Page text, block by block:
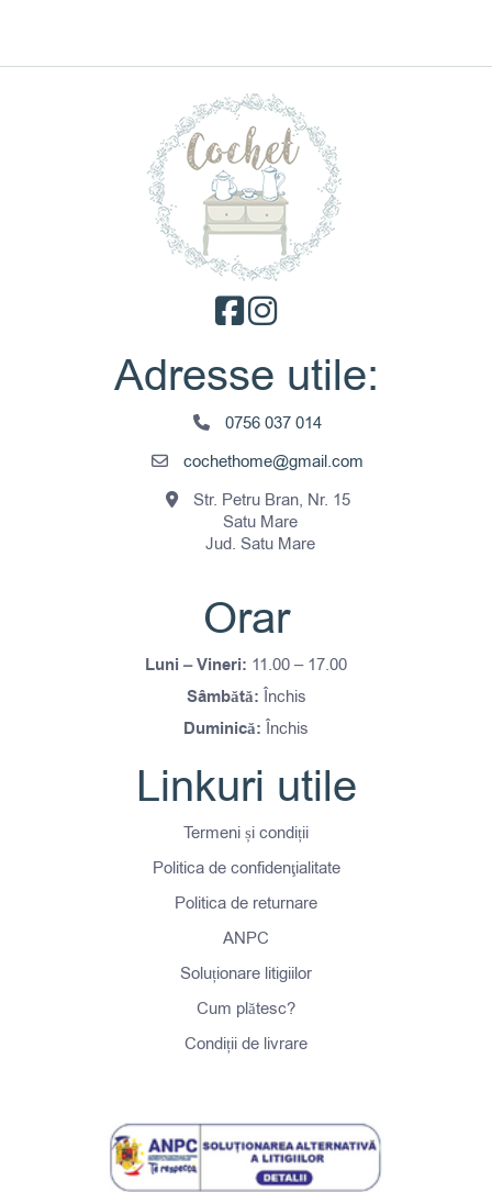
Adresse utile:
0756 037 014
cochethome@gmail.com
Str. Petru Bran, Nr. 15
Satu Mare
Jud. Satu Mare
Orar
Luni – Vineri: 11.00 – 17.00
Sâmbătă: Închis
Duminică: Închis
Linkuri utile
Termeni și condiții
Politica de confidenţialitate
Politica de returnare
ANPC
Soluționare litigiilor
Cum plătesc?
Condiții de livrare